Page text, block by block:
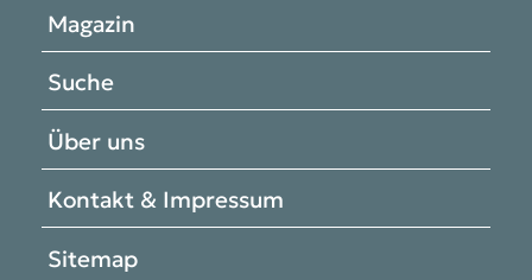
Magazin
Suche
Über uns
Kontakt & Impressum
Sitemap